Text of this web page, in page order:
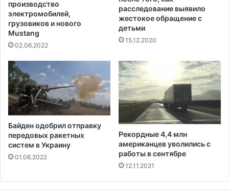
т
м
е
н
н
ы
В
о
е
н
о
-
м
о
р
к
с
производство
электромобилей,
грузовиков и нового
Mustang
02.06.2022
расследование выявило
жестокое обращение с
детьми
15.12.2020
Байден одобрил отправку
передовых ракетных
систем в Украину
01.06.2022
Рекордные 4,4 млн
американцев уволились с
работы в сентябре
12.11.2021